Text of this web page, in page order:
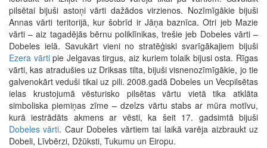
pilsētai bijuši astoņi vārti dažādos virzienos. Nozīmīgākie bijuši
Annas vārti teritorijā, kur šobrīd ir Jāņa baznīca. Otri jeb Mazie
vārti – aiz tagadējās bērnu poliklīnikas, trešie jeb Dobeles vārti –
Dobeles ielā. Savukārt vieni no stratēģiski svarīgākajiem bijuši
Ezera vārtipie Jelgavas tirgus, aiz kuriem tolaik bijusi osta. Rīgas
vārti, kas atradušies uz Driksas tilta, bijuši visnenozīmīgākie, jo tie
galvenokārt veduši tikai uz pili. 2008.gadā Dobeles un Vecpilsētas
ielas krustojumā vēsturisko pilsētas vārtu vietā tika atklāta
simboliska piemiņas zīme – dzelzs vārtu stabs ar mūra motīvu,
kurā iestrādāts akmens ar vēsti, ka šeit 17. gadsimtā bijuši
Dobeles vārti. Caur Dobeles vārtiem tai laikā varēja aizbraukt uz
Dobeli, Līvbērzi, Džūksti, Tukumu un Eiropu.